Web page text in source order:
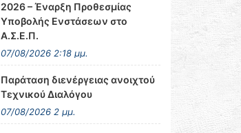
2026 – Έναρξη Προθεσμίας
Υποβολής Ενστάσεων στο
Α.Σ.Ε.Π.
07/08/2026 2:18 μμ.
Παράταση διενέργειας ανοιχτού
Τεχνικού Διαλόγου
07/08/2026 2 μμ.